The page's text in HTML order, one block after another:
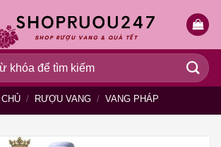
/ RƯỢU VANG / VANG PHÁP